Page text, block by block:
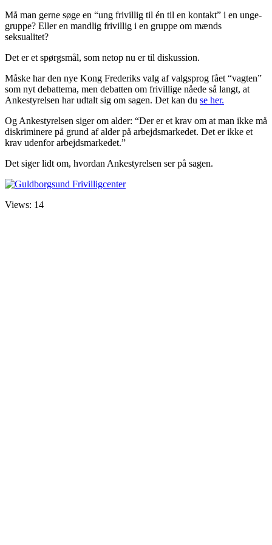
Må man gerne søge en “ung frivillig til én til en kontakt” i en unge-
gruppe? Eller en mandlig frivillig i en gruppe om mænds
seksualitet?
Det er et spørgsmål, som netop nu er til diskussion.
Måske har den nye Kong Frederiks valg af valgsprog fået “vagten”
som nyt debattema, men debatten om frivillige nåede så langt, at
Ankestyrelsen har udtalt sig om sagen. Det kan du se her.
Og Ankestyrelsen siger om alder: “Der er et krav om at man ikke må
diskriminere på grund af alder på arbejdsmarkedet. Det er ikke et
krav udenfor arbejdsmarkedet.”
Det siger lidt om, hvordan Ankestyrelsen ser på sagen.
Views: 14